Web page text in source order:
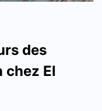
des
chez El